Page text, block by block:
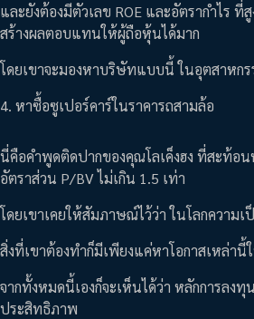
และยังต้องมีตัวเลข ROE และอัตรากำไร
สร้างผลตอบแทนให้ผู้ถือหุ้นได้มาก
โดยเขาจะมองหาบริษัทแบบนี้ ในอุตสาหก
4. หาซื้อซูเปอร์คาร์ในราคารถสามล้อ
นี่คือคำพูดติดปากของคุณโลเค็งฮง ที่สะท้อ
อัตราส่วน P/BV ไม่เกิน 1.5 เท่า
โดยเขาเคยให้สัมภาษณ์ไว้ว่า ในโลกความ
สิ่งที่เขาต้องทำก็มีเพียงแค่หาโอกาสเหล่า
จากทั้งหมดนี้เองก็จะเห็นได้ว่า หลักการลง
ประสิทธิภาพ